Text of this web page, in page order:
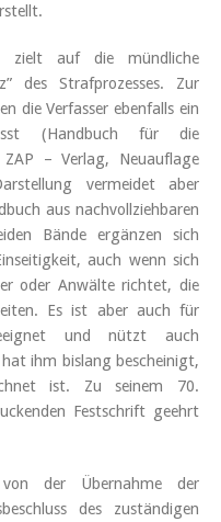
zielt auf die mündliche
des Strafprozesses. Zur
die Verfasser ebenfalls ein
(Handbuch für die
– Verlag, Neuauflage
vermeidet aber
aus nachvollziehbaren
Bände ergänzen sich
auch wenn sich
oder Anwälte richtet, die
Es ist aber auch für
und nützt auch
hat ihm bislang bescheinigt,
ist. Zu seinem 70.
Festschrift geehrt
der Übernahme der
des zuständigen